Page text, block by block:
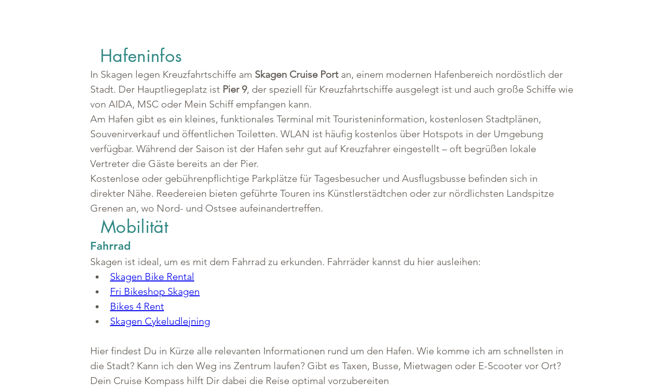
Hafeninfos
In Skagen legen Kreuzfahrtschiffe am Skagen Cruise Port an, einem modernen Hafenbereich nordöstlich der
Stadt. Der Hauptliegeplatz ist Pier 9, der speziell für Kreuzfahrtschiffe ausgelegt ist und auch große Schiffe wie
von AIDA, MSC oder Mein Schiff empfangen kann.
Am Hafen gibt es ein kleines, funktionales Terminal mit Touristeninformation, kostenlosen Stadtplänen,
Souvenirverkauf und öffentlichen Toiletten. WLAN ist häufig kostenlos über Hotspots in der Umgebung
verfügbar. Während der Saison ist der Hafen sehr gut auf Kreuzfahrer eingestellt – oft begrüßen lokale
Vertreter die Gäste bereits an der Pier.
Kostenlose oder gebührenpflichtige Parkplätze für Tagesbesucher und Ausflugsbusse befinden sich in
direkter Nähe. Reedereien bieten geführte Touren ins Künstlerstädtchen oder zur nördlichsten Landspitze
Grenen an, wo Nord- und Ostsee aufeinandertreffen.
Mobilität
Fahrrad
Skagen ist ideal, um es mit dem Fahrrad zu erkunden. Fahrräder kannst du hier ausleihen:
Skagen Bike Rental
Fri Bikeshop Skagen
Bikes 4 Rent
Skagen Cykeludlejning
Hier findest Du in Kürze alle relevanten Informationen rund um den Hafen. Wie komme ich am schnellsten in
die Stadt? Kann ich den Weg ins Zentrum laufen? Gibt es Taxen, Busse, Mietwagen oder E-Scooter vor Ort?
Dein Cruise Kompass hilft Dir dabei die Reise optimal vorzubereiten